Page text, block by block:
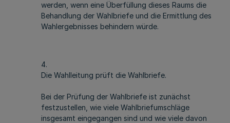
werden, wenn eine Überfüllung dieses Raums die
Behandlung der Wahlbriefe und die Ermittlung des
Wahlergebnisses behindern würde.
4.
Die Wahlleitung prüft die Wahlbriefe.
Bei der Prüfung der Wahlbriefe ist zunächst
festzustellen, wie viele Wahlbriefumschläge
insgesamt eingegangen sind und wie viele davon